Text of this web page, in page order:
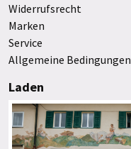
Widerrufsrecht
Marken
Service
Allgemeine Bedingungen
Laden